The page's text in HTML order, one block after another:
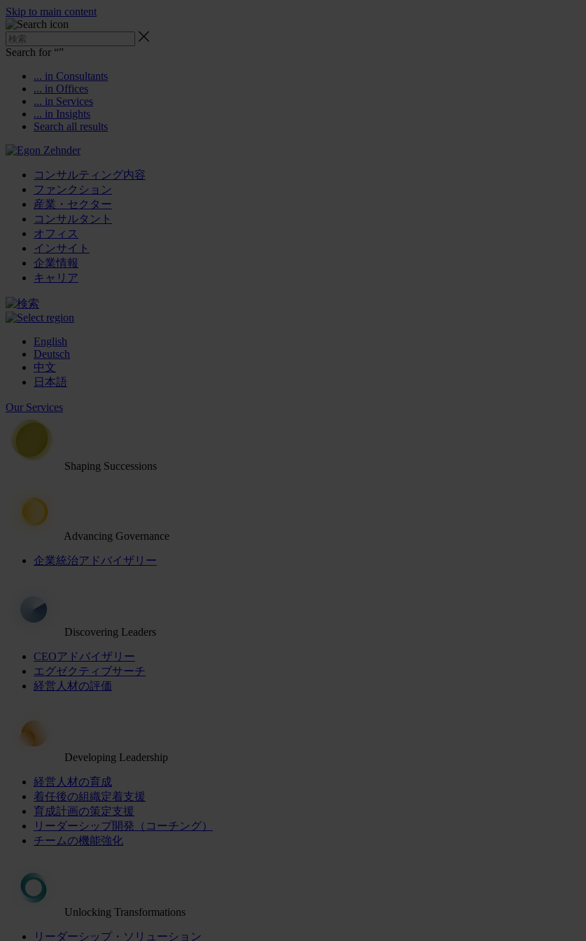
Skip to main content
Search for “”
... in Consultants
... in Offices
... in Services
... in Insights
Search all results
コンサルティング内容
ファンクション
産業・セクター
コンサルタント
オフィス
インサイト
企業情報
キャリア
English
Deutsch
中文
日本語
Our Services
Shaping Successions
Advancing Governance
企業統治アドバイザリー
Discovering Leaders
CEOアドバイザリー
エグゼクティブサーチ
経営人材の評価
Developing Leadership
経営人材の育成
着任後の組織定着支援
育成計画の策定支援
リーダーシップ開発（コーチング）
チームの機能強化
Unlocking Transformations
リーダーシップ・ソリューション